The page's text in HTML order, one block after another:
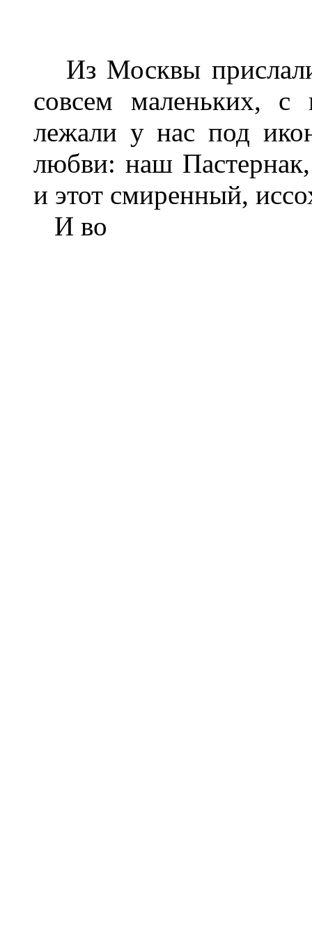
Из Москвы
совсем маленьких,
лежали у нас под
любви: наш Пастернак,
и этот смиренный,
И во